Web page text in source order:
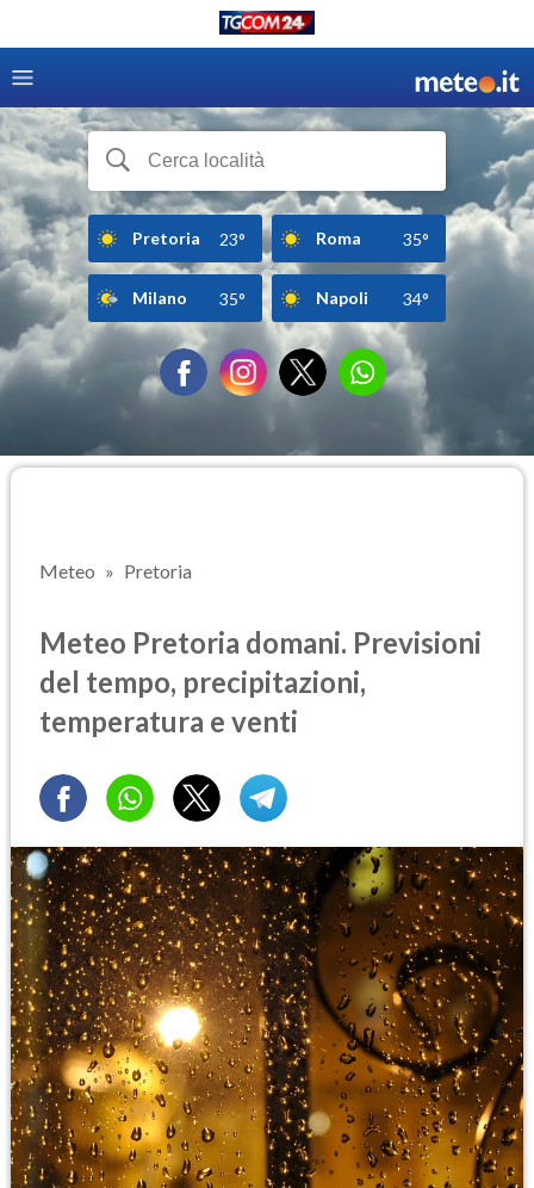
Pretoria 23° Roma 35°
Milano 35° Napoli 34°
Meteo Pretoria
Meteo Pretoria domani. Previsioni
del tempo, precipitazioni,
temperatura e venti